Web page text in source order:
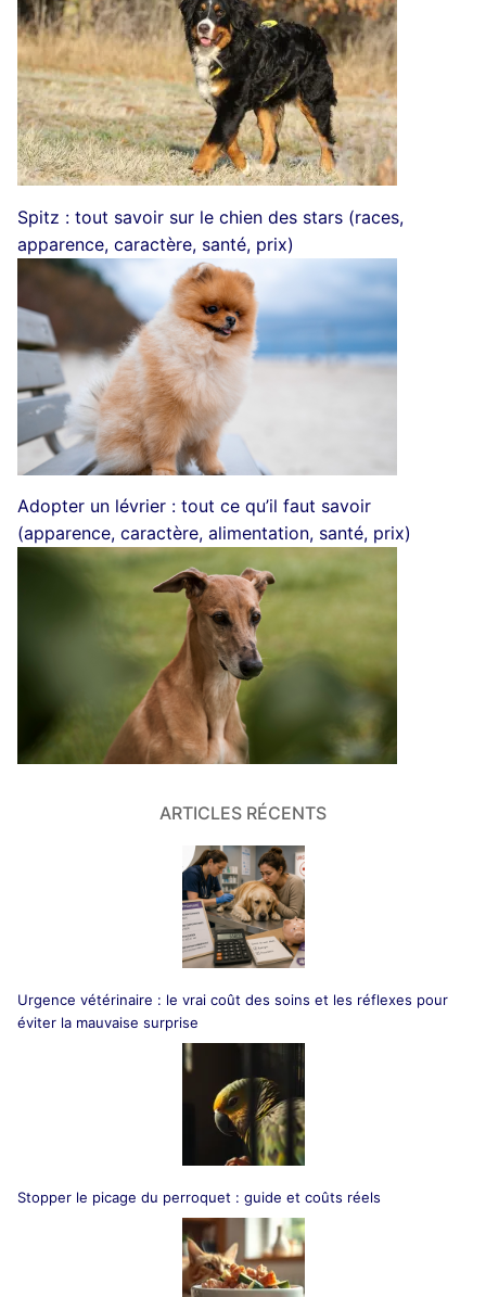
Spitz : tout savoir sur le chien des stars (races,
apparence, caractère, santé, prix)
Adopter un lévrier : tout ce qu’il faut savoir
(apparence, caractère, alimentation, santé, prix)
ARTICLES RÉCENTS
Urgence vétérinaire : le vrai coût des soins et les réflexes pour
éviter la mauvaise surprise
Stopper le picage du perroquet : guide et coûts réels